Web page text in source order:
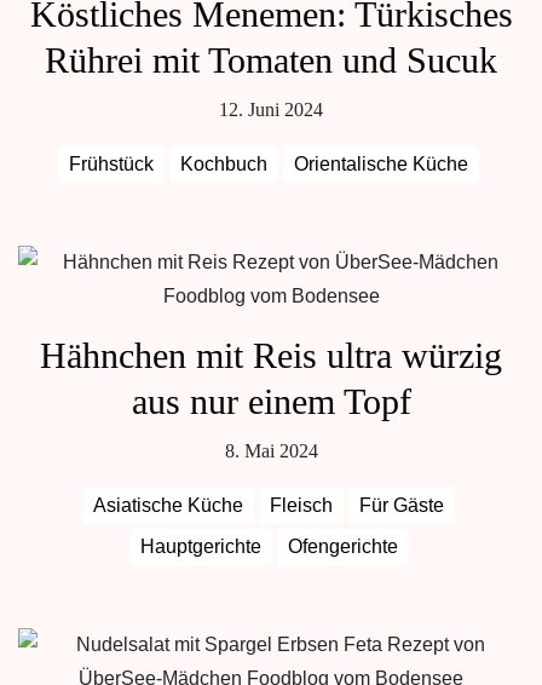
Köstliches Menemen: Türkisches
Rührei mit Tomaten und Sucuk
12. Juni 2024
Frühstück Kochbuch Orientalische Küche
Hähnchen mit Reis ultra würzig
aus nur einem Topf
8. Mai 2024
Asiatische Küche Fleisch
Für Gäste
Hauptgerichte
Ofengerichte